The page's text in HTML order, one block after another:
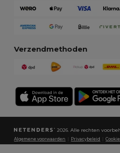
Verzendmethoden
2026. Alle rechten
Algemene voorwaarden Privacybeleid |